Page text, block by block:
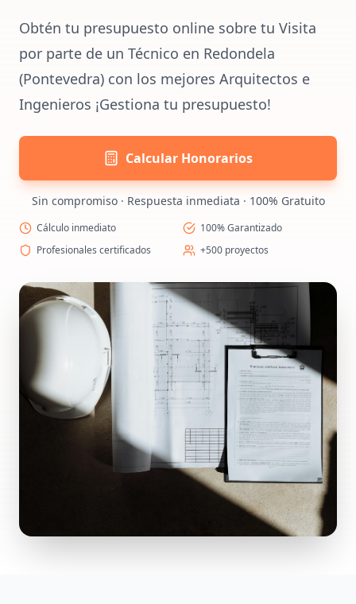
Obtén tu presupuesto online sobre tu Visita
por parte de un Técnico en Redondela
(Pontevedra) con los mejores Arquitectos e
Ingenieros ¡Gestiona tu presupuesto!
Calcular Honorarios
Sin compromiso · Respuesta inmediata · 100% Gratuito
Cálculo inmediato
100% Garantizado
Profesionales certificados
+500 proyectos